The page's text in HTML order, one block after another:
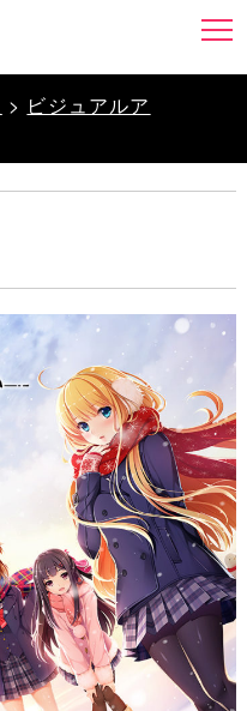
> ビジュアルア